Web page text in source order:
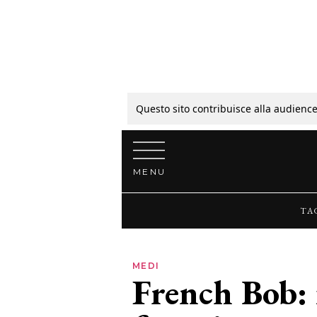
Questo sito contribuisce alla
Vai al contenuto
MENU
MEDI
French